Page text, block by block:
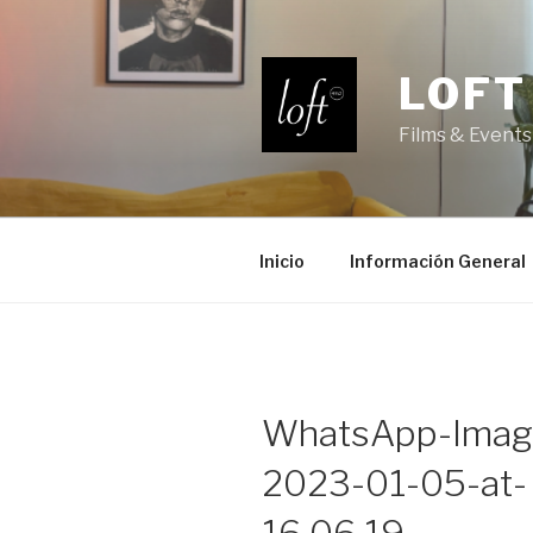
Films &
Inicio Información General
WhatsApp-
2023-01-05-at-